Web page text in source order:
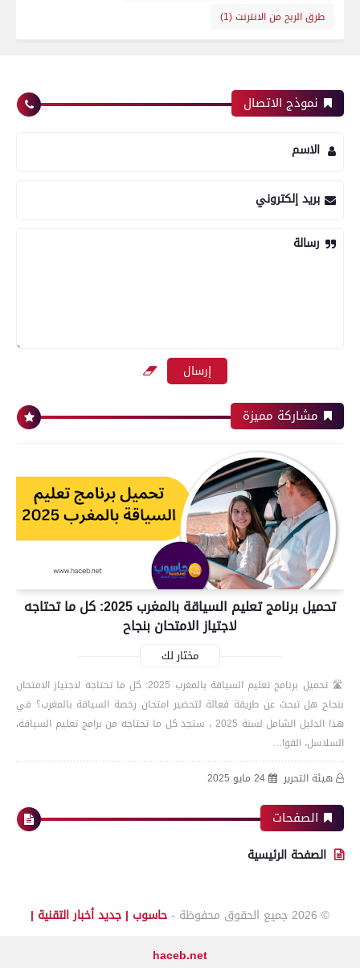
طرق الربح من الانترنت(1)
نموذج الاتصال
الاسم
بريد إلكتروني
رسالة
مشاركة مميزة
تحميل برنامج تعليم السياقة بالمغرب 2025: كل ما تحتاجه
لاجتياز الامتحان بنجاح
مختار لك
🛣️ تحميل برنامج تعليم السياقة بالمغرب 2025: كل ما تحتاجه لاجتياز الامتحان
بنجاح هل تبحث عن طريقة فعالة لتحضير امتحان رخصة السياقة بالمغرب؟ في
هذا الدليل الشامل لسنة 2025 ، ستجد كل ما تحتاجه من برامج تعليم السياقة،
السلاسل، القوا…
هيئة التحرير
24 مايو 2025
الصفحات
الصفحة الرئيسية
© 2026 جميع الحقوق محفوظة -حاسوب | جديد أخبار التقنية |
haceb.net